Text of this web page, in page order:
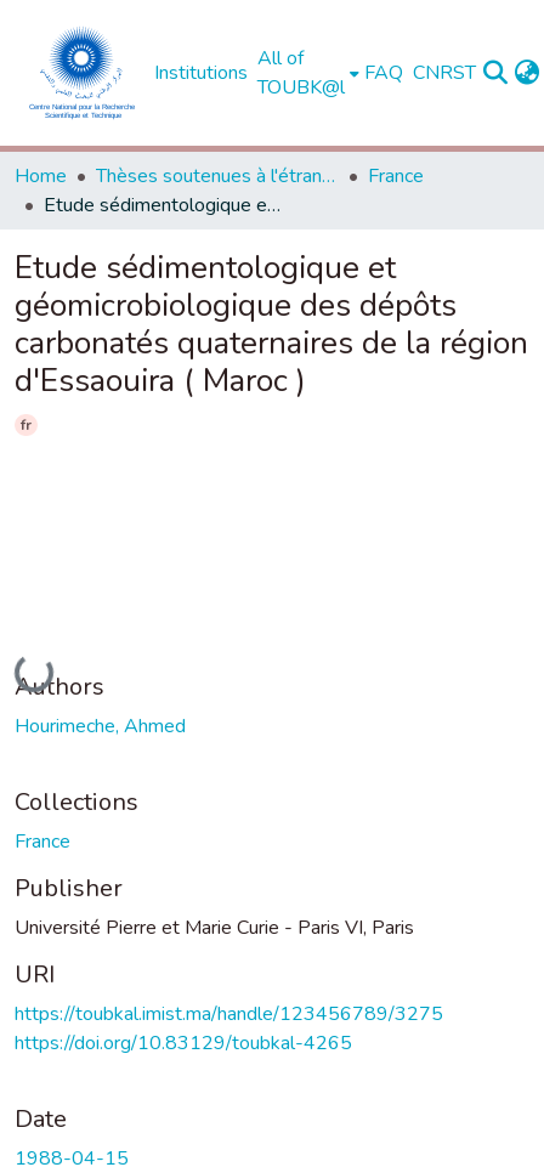
Institutions
All of
TOUBK@l
FAQ CNRST
Home Thèses soutenues à l'étranger
France
Etude sédimentologique et géomicrobiologique des dépôts carbonatés quaternaires de la région d'Essaouira ( Maroc )
Etude sédimentologique et
géomicrobiologique des dépôts
carbonatés quaternaires de la région
d'Essaouira ( Maroc )
fr
Loading...
Authors
Hourimeche, Ahmed
Collections
France
Publisher
Université Pierre et Marie Curie - Paris VI, Paris
URI
https://toubkal.imist.ma/handle/123456789/3275
https://doi.org/10.83129/toubkal-4265
Date
1988-04-15